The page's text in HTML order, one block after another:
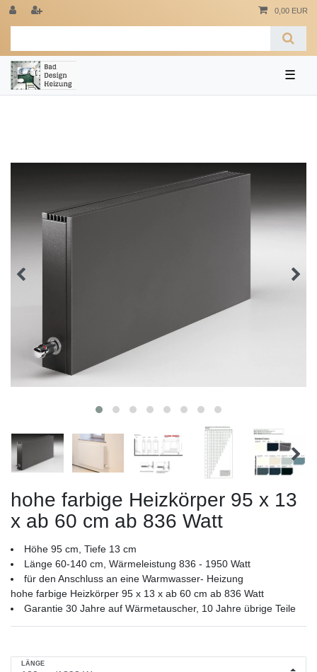
0,00 EUR
☰
hohe farbige Heizkörper 95 x 13
x ab 60 cm ab 836 Watt
Höhe 95 cm, Tiefe 13 cm
Länge 60-140 cm, Wärmeleistung 836 - 1950 Watt
für den Anschluss an eine Warmwasser- Heizung
hohe farbige Heizkörper 95 x 13 x ab 60 cm ab 836 Watt
Garantie 30 Jahre auf Wärmetauscher, 10 Jahre übrige Teile
LÄNGE